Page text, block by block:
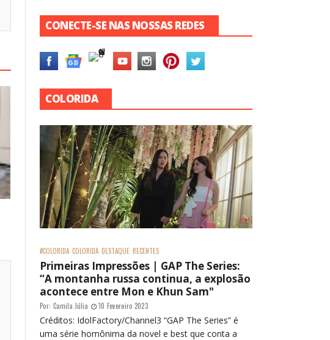
CONECTE-SE NAS NOSSAS REDES
COLORIDA
#COLORIDA COLORIDA DESTAQUE RECENTES
Primeiras Impressões | GAP The Series:
“A montanha russa continua, a explosão
acontece entre Mon e Khun Sam"
Por: Camila Júlia 10 Fevereiro 2023
Créditos: IdolFactory/Channel3 “GAP The Series” é
uma série homônima da novel e best que conta a